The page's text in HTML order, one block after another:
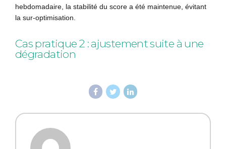
hebdomadaire, la stabilité du score a été maintenue, évitant
la sur-optimisation.
Cas pratique 2 : ajustement suite à une
dégradation